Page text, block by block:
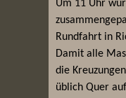
Um 11 Uhr
Rundfahrt in
Damit alle
die
üblich Quer